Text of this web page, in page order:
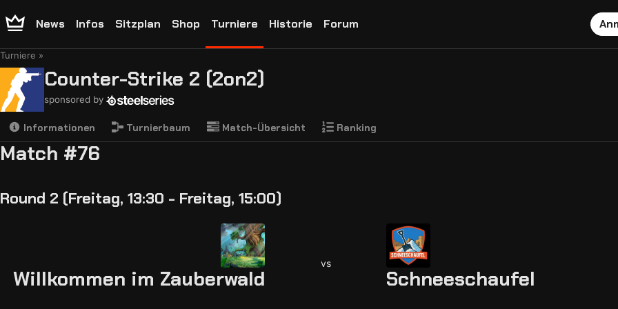
News Infos Sitzplan Shop Turniere Historie Forum
Turniere
Counter-Strike 2 (2on2)
sponsored by
Informationen Turnierbaum Match-Übersicht Ranking
Match #76
Round 2 (Freitag, 13:30 - Freitag, 15:00)
Willkommen im Zauberwald
vs
Schneeschaufel